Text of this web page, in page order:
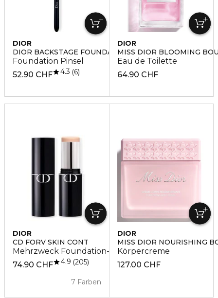
DIOR
DIOR BACKSTAGE FOUNDATION BRUSH N°11
Foundation Pinsel
52.90 CHF
4.3 6
DIOR
MISS DIOR BLOOMING
Eau de Toilette
64.90 CHF
DIOR
CD FORV SKIN CONT
Mehrzweck Foundation-Stick
74.90 CHF
7 Farben
4.9 205
DIOR
MISS DIOR NOURISHING
Körpercreme
127.00 CHF